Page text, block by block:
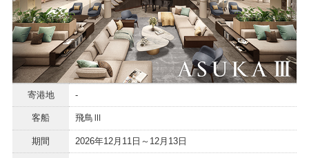
寄港地 -
客船 飛鳥Ⅲ
期間 2026年12月11日～12月13日